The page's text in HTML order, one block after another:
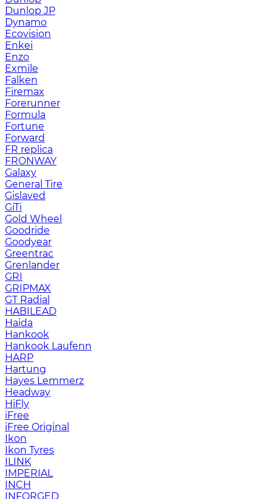
Dunlop JP
Dynamo
Ecovision
Enkei
Enzo
Exmile
Falken
Firemax
Forerunner
Formula
Fortune
Forward
FR replica
FRONWAY
Galaxy
General Tire
Gislaved
GiTi
Gold Wheel
Goodride
Goodyear
Greentrac
Grenlander
GRI
GRIPMAX
GT Radial
HABILEAD
Haida
Hankook
Hankook Laufenn
HARP
Hartung
Hayes Lemmerz
Headway
HiFly
iFree
iFree Original
Ikon
Ikon Tyres
ILINK
IMPERIAL
INCH
INFORGED